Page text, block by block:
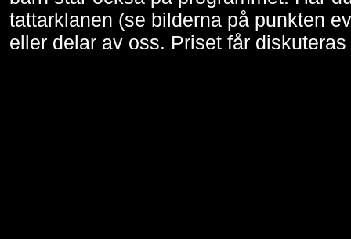
tattarklanen (se bilderna på punkten
eller delar av oss. Priset får